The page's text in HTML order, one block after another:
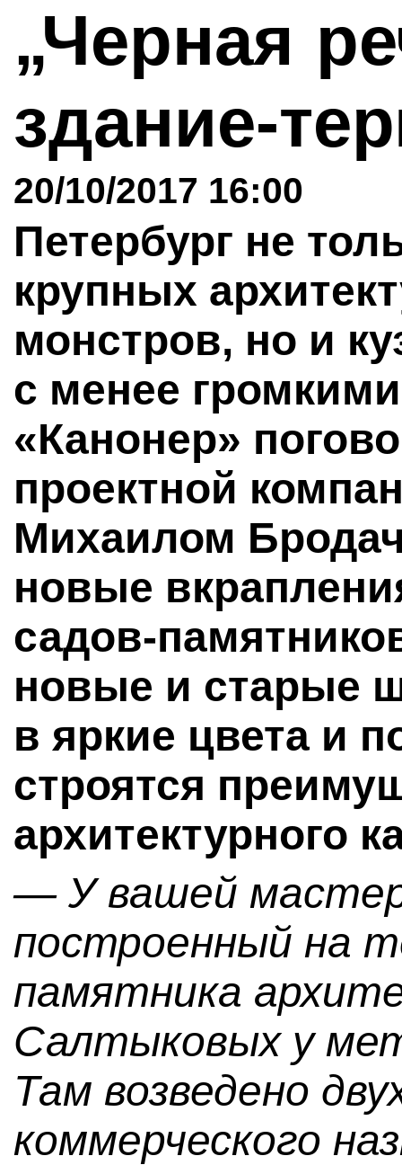
„Черная
здание-
20/10/2017 16:00
Петербург не
крупных
монстров, но и
с менее
«Канонер»
проектной
Михаилом
новые
садов-
новые и старые
в яркие цвета и
строятся
архитектурного
— У вашей
построенный на
памятника
Салтыковых у
Там возведено
коммерческого